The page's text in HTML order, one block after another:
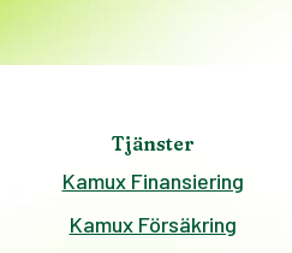
Tjänster
Kamux Finansiering
Kamux Försäkring